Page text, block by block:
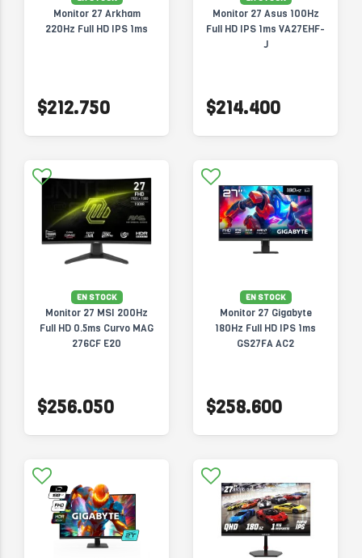
Monitor 27 Arkham
220Hz Full HD IPS 1ms
$212.750
Monitor 27 Asus 100Hz
Full HD IPS 1ms VA27EHF-
J
$214.400
EN STOCK
Monitor 27 MSI 200Hz
Full HD 0.5ms Curvo MAG
276CF E20
$256.050
EN STOCK
Monitor 27 Gigabyte
180Hz Full HD IPS 1ms
GS27FA AC2
$258.600